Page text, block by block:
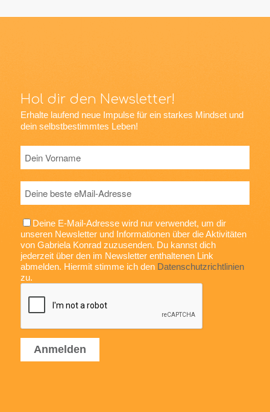
Hol dir den Newsletter!
Erhalte laufend neue Impulse für ein starkes Mindset und
dein selbstbestimmtes Leben!
Deine E-Mail-Adresse wird nur verwendet, um dir
unseren Newsletter und Informationen über die Aktivitäten
von Gabriela Konrad zuzusenden. Du kannst dich
jederzeit über den im Newsletter enthaltenen Link
abmelden. Hiermit stimme ich den Datenschutzrichtlinien
zu.